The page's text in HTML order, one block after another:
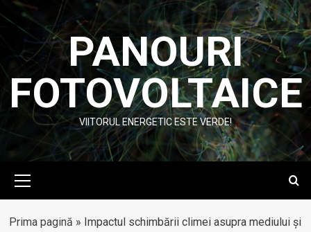
Skip
to
content
PANOURI
FOTOVOLTAICE
VIITORUL ENERGETIC ESTE VERDE!
Menu
Prima pagină » Impactul schimbării climei asupra mediului și